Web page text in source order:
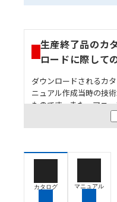
生産終了品のカ
ロードに際して
ダウンロードされるカ
ニュアル作成当時の技
ものです。また、マニ
ので、ご使用にあたっ
ください。以下の内容
うな用途に使用され
保できるよう設計さ
カタログ マニュアル